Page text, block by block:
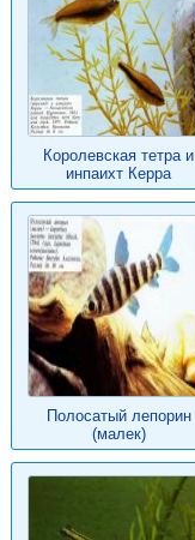
Королевская тетра и
инпаихт Керра
Полосатый лепорин
(малек)